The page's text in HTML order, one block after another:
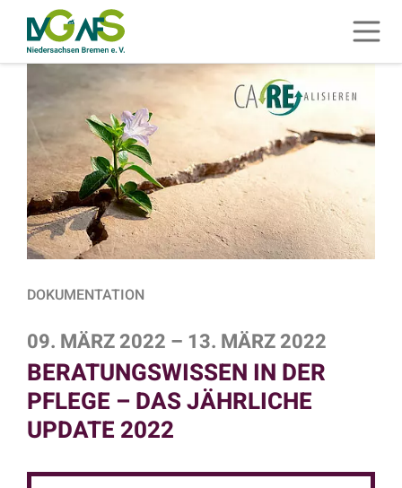
ZUM HAUPTINHALT SPRINGEN
ZUR SUCHE SPRINGEN
DOKUMENTATION
09. MÄRZ 2022 – 13. MÄRZ 2022
BERATUNGSWISSEN IN DER
PFLEGE – DAS JÄHRLICHE
UPDATE 2022